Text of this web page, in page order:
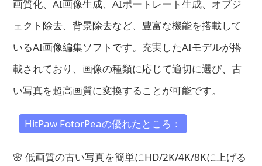
画質化、AI画像生成、AIポートレート生成、オブジ
ェクト除去、背景除去など、豊富な機能を搭載して
いるAI画像編集ソフトです。充実したAIモデルが搭
載されており、画像の種類に応じて適切に選び、古
い写真を超高画質に変換することが可能です。
HitPaw FotorPeaの優れたところ：
🌸 低画質の古い写真を簡単にHD/2K/4K/8Kに上げる